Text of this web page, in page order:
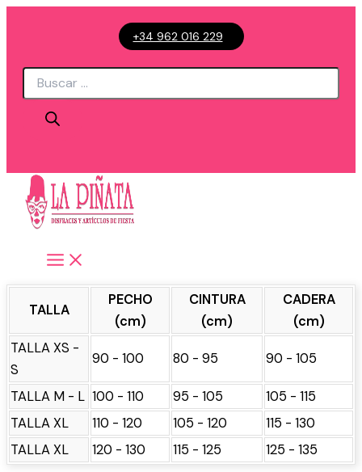
+34 962 016 229
Búsqueda
TALLA
PECHO
(cm)
CINTURA
(cm)
CADERA
(cm)
TALLA XS -
S
90 - 100 80 - 95 90 - 105
TALLA M - L 100 - 110 95 - 105
105 - 115
TALLA XL
110 - 120 105 - 120
115 - 130
TALLA XL
120 - 130 115 - 125 125 - 135